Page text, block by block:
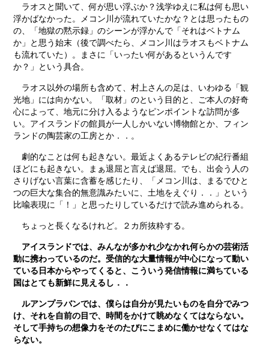
ラオスと聞いて、何が思い浮ぶか？浅学ゆえに私は何も思い
浮かばなかった。メコン川が流れていたかな？とは思ったもの
の、「地獄の黙示録」のシーンが浮かんで「それはベトナム
か」と思う始末（後で調べたら、メコン川はラオスもベトナム
も流れていた）。まさに「いったい何があるというんです
か？」という具合。
ラオス以外の場所も含めて、村上さんの足は、いわゆる「観
光地」には向かない。「取材」のという目的と、ご本人の好奇
心によって、地元に分け入るようなピンポイントな訪問が多
い。アイスランドの館員が一人しかいない博物館とか、フィン
ランドの陶芸家の工房とか．．。
劇的なことは何も起きない。最近よくあるテレビの紀行番組
ほどにも起きない。まぁ退屈と言えば退屈。でも、出会う人の
さりげない言葉に含蓄を感じたり、「メコン川は、まるでひと
つの巨大な集合的無意識みたいに、土地をえぐり．．」という
比喩表現に「！」と思ったりしているだけで読み進められる。
ちょっと長くなるけれど。２カ所抜粋する。
アイスランドでは、みんなが多かれ少なかれ何らかの芸術活
動に携わっているのだ。受信的な大量情報が中心になって動い
ている日本からやってくると、こういう発信情報に満ちている
国はとても新鮮に見えるし．．
ルアンプラバンでは、僕らは自分が見たいものを自分でみつ
け、それを自前の目で、時間をかけて眺めなくてはならない。
そして手持ちの想像力をそのたびにこまめに働かせなくてはな
らない。